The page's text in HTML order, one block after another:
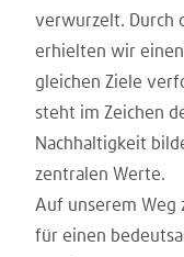
verwurzelt. Durch
erhielten wir
gleichen Ziele
steht im Zeichen
Nachhaltigkeit
zentralen Werte.
Auf unserem Weg
für einen